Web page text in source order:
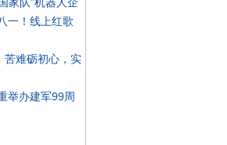
一！线上红歌
苦难砺初心，实
举办建军99周